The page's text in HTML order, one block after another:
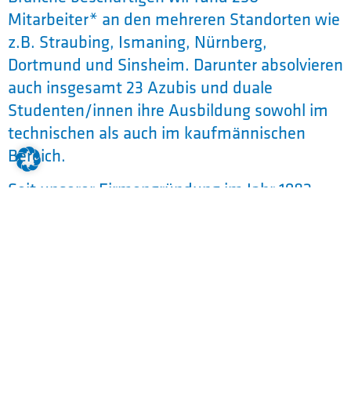
Mitarbeiter* an den mehreren Standorten wie
z.B. Straubing, Ismaning, Nürnberg,
Dortmund und Sinsheim. Darunter absolvieren
auch insgesamt 23 Azubis und duale
Studenten/innen ihre Ausbildung sowohl im
technischen als auch im kaufmännischen
Bereich.
Seit unserer Firmengründung im Jahr 1982